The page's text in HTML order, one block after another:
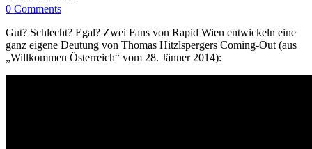
0 Comments
Gut? Schlecht? Egal? Zwei Fans von Rapid Wien entwickeln eine
ganz eigene Deutung von Thomas Hitzlspergers Coming-Out (aus
„Willkommen Österreich“ vom 28. Jänner 2014):